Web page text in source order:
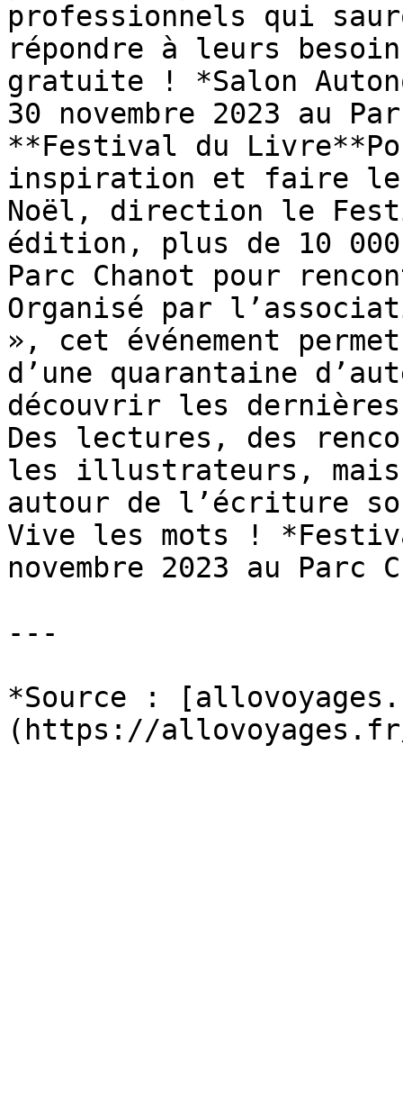
professionnels qui
répondre à leurs
gratuite ! *Salon
30 novembre 2023 au
**Festival du
inspiration et faire le
Noël, direction le
édition, plus de 10
Parc Chanot pour
Organisé par
», cet événement
d’une quarantaine
découvrir les
Des lectures, des
les illustrateurs, mais
autour de l’écriture
Vive les mots !
novembre 2023 au Parc
---
*Source :